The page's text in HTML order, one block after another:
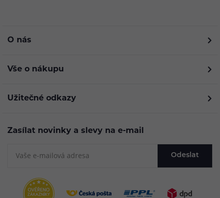
O nás
Vše o nákupu
Užitečné odkazy
Zasílat novinky a slevy na e-mail
Odeslat